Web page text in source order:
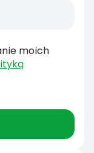
moich